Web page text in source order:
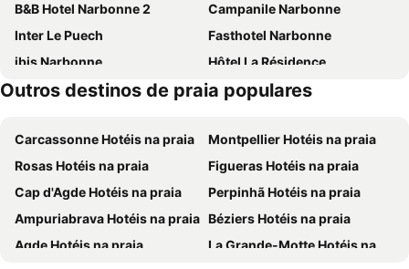
B&B Hotel Narbonne 2
Campanile Narbonne
Inter Le Puech
Fasthotel Narbonne
ibis Narbonne
Hôtel La Résidence
Belambra Clubs Résidence Gruissan - Les Ayguades
Logis Hotel De La Clape
Brit Hotel Plaisance
Hôtel L'Alsace-Gare sncf
Will's Hotel
The Originals City, Hôtel Le Puech, Narbonne
Chez Odile
Outros destinos de praia populares
Carcassonne Hotéis na praia
Montpellier Hotéis na praia
Rosas Hotéis na praia
Figueras Hotéis na praia
Cap d'Agde Hotéis na praia
Perpinhã Hotéis na praia
Ampuriabrava Hotéis na praia Béziers Hotéis na praia
Agde Hotéis na praia
La Grande-Motte Hotéis na praia